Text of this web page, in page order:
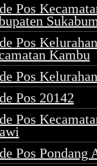
Pos
Pos
Kambu
Pos
Pos 20142
Pos
Pos Pondang